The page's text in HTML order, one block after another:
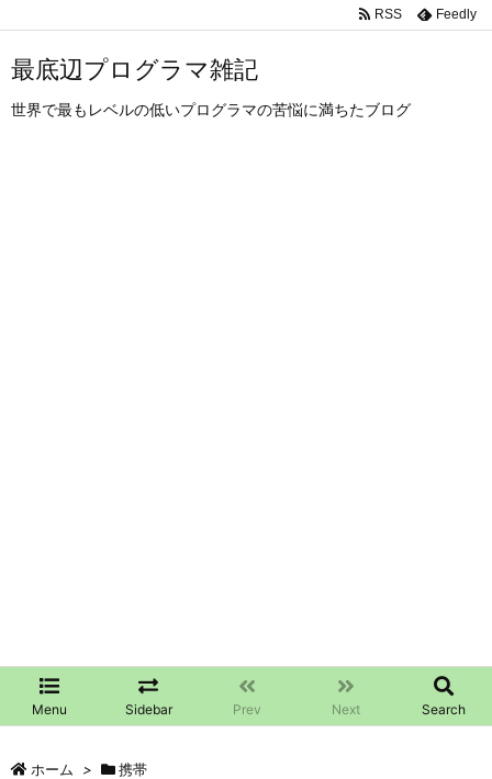
最底辺プログラマ雑記
世界で最もレベルの低いプログラマの苦悩に満ちたブログ
Menu Sidebar Prev Next Search
RSS Feedly
ホーム > 携帯